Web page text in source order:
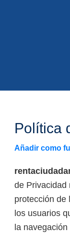
Política
Añadir como
de Privacidad
protección de
los usuarios
la